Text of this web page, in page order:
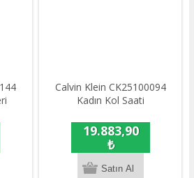
Calvin Klein CK25100094
Kadın Kol Saati
19.883,90
₺